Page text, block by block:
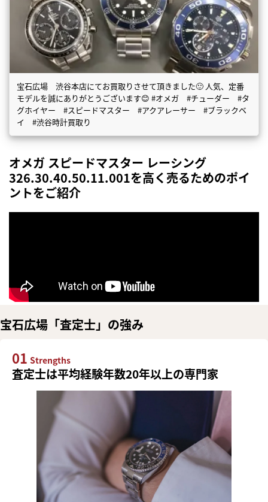
宝石広場 渋谷本店にてお買取りさせて頂きました🙂 人気、定番
モデルを誠にありがとうございます😊 #オメガ #チューダー #タ
グホイヤー #スピードマスター #アクアレーサー #ブラックベ
イ #渋谷時計買取り
オメガ スピードマスター レーシング
326.30.40.50.11.001を高く売るためのポイ
ントをご紹介
宝石広場「査定士」の強み
01 Strengths
査定士は平均経験年数20年以上の専門家